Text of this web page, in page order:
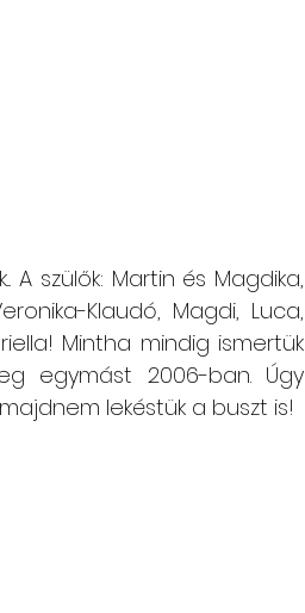
A szülők: Martin és Magdika,
Klaudó, Magdi, Luca,
Mintha mindig ismertük
egymást 2006-ban. Úgy
lekéstük a buszt is!